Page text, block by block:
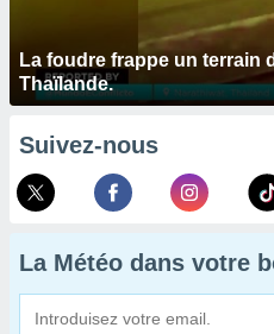
La foudre frappe un terrain
Thaïlande.
Suivez-nous
La Météo dans votre